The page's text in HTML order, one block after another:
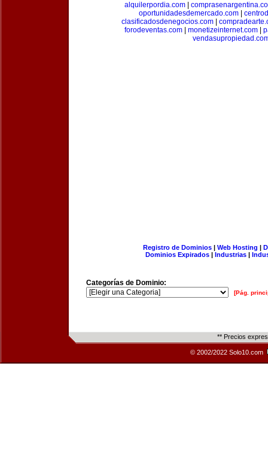
alquilerpordia.com
oportunidadesdemercado.com
clasificadosdenegocios.com|
forodeventas.com| monetizeinternet.com|
Registro de Dominios| Web Hosting |
Dominios Expirados | Industrias |
Categorías de Dominio:
[Pág.
** Precios
© 2002/2022 Solo10.com